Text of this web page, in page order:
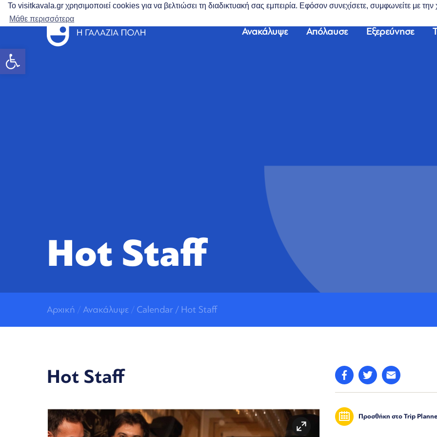
Ανοίξτε τη γραμμή εργαλείων
Το visitkavala.gr χρησιμοποιεί cookies για να βελτιώσει τη διαδικτυακή σας εμπειρία. Εφόσον συνεχίσετε, συμφωνείτε με
Μάθε περισσότερα
Ανακάλυψε Απόλαυσε Εξερεύνησε
Hot Staff
Αρχική / Ανακάλυψε / Calendar/ Hot Staff
Hot Staff
Προσθήκη στο Trip